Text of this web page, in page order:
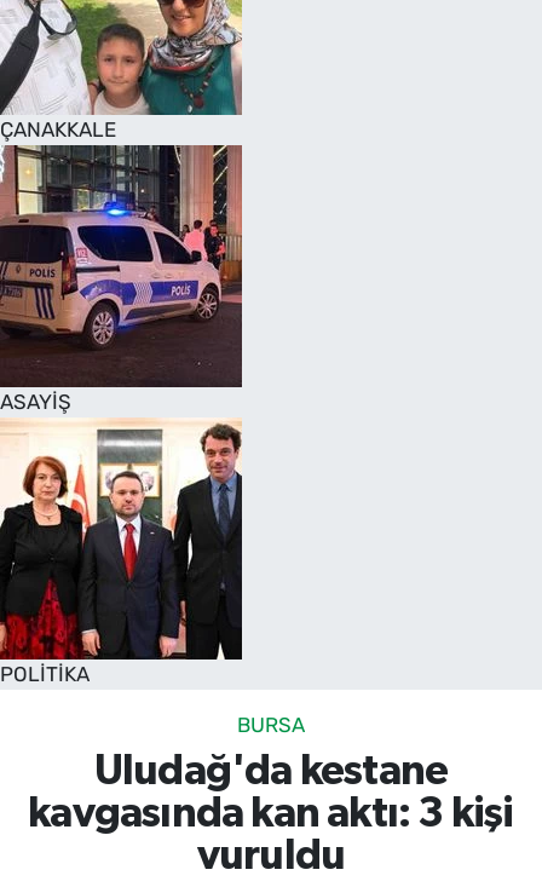
ÇANAKKALE
ASAYİŞ
POLİTİKA
BURSA
Uludağ'da kestane
kavgasında kan aktı: 3 kişi
vuruldu
SAĞLIK
TV REHBERİ